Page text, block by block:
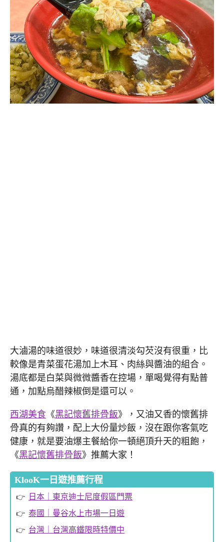
大滷湯的味道很妙，味道很清淡勾芡沒有很重，比
較像是青菜蛋花湯加上木耳、肉絲與醬油的組合。
湯底都是白菜與微微醬香在控場，單喝覺得有點普
通，加點烏醋辣椒倒是還可以。
西湖美食 《黑記懷舊排骨飯》，又油又香的懷舊排
骨真的有夠讚，配上大份量炒飯，沒在跟你客氣吃
健康，就是要油爆主餐給你一頓絕頂升天的粗飽，
《黑記懷舊排骨飯》推薦大家！
KlooK一日遊推薦行程
日本｜東京迪士尼度假區門票
泰國｜曼谷水上市場一日遊
台灣｜台灣高鐵限時特價中